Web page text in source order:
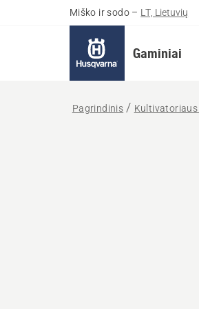
Miško ir sodo – LT, Lietuvių
Gaminiai
Pagrindinis